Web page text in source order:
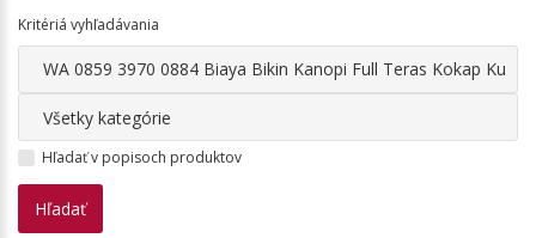
Kritériá vyhľadávania
Hľadať v popisoch produktov